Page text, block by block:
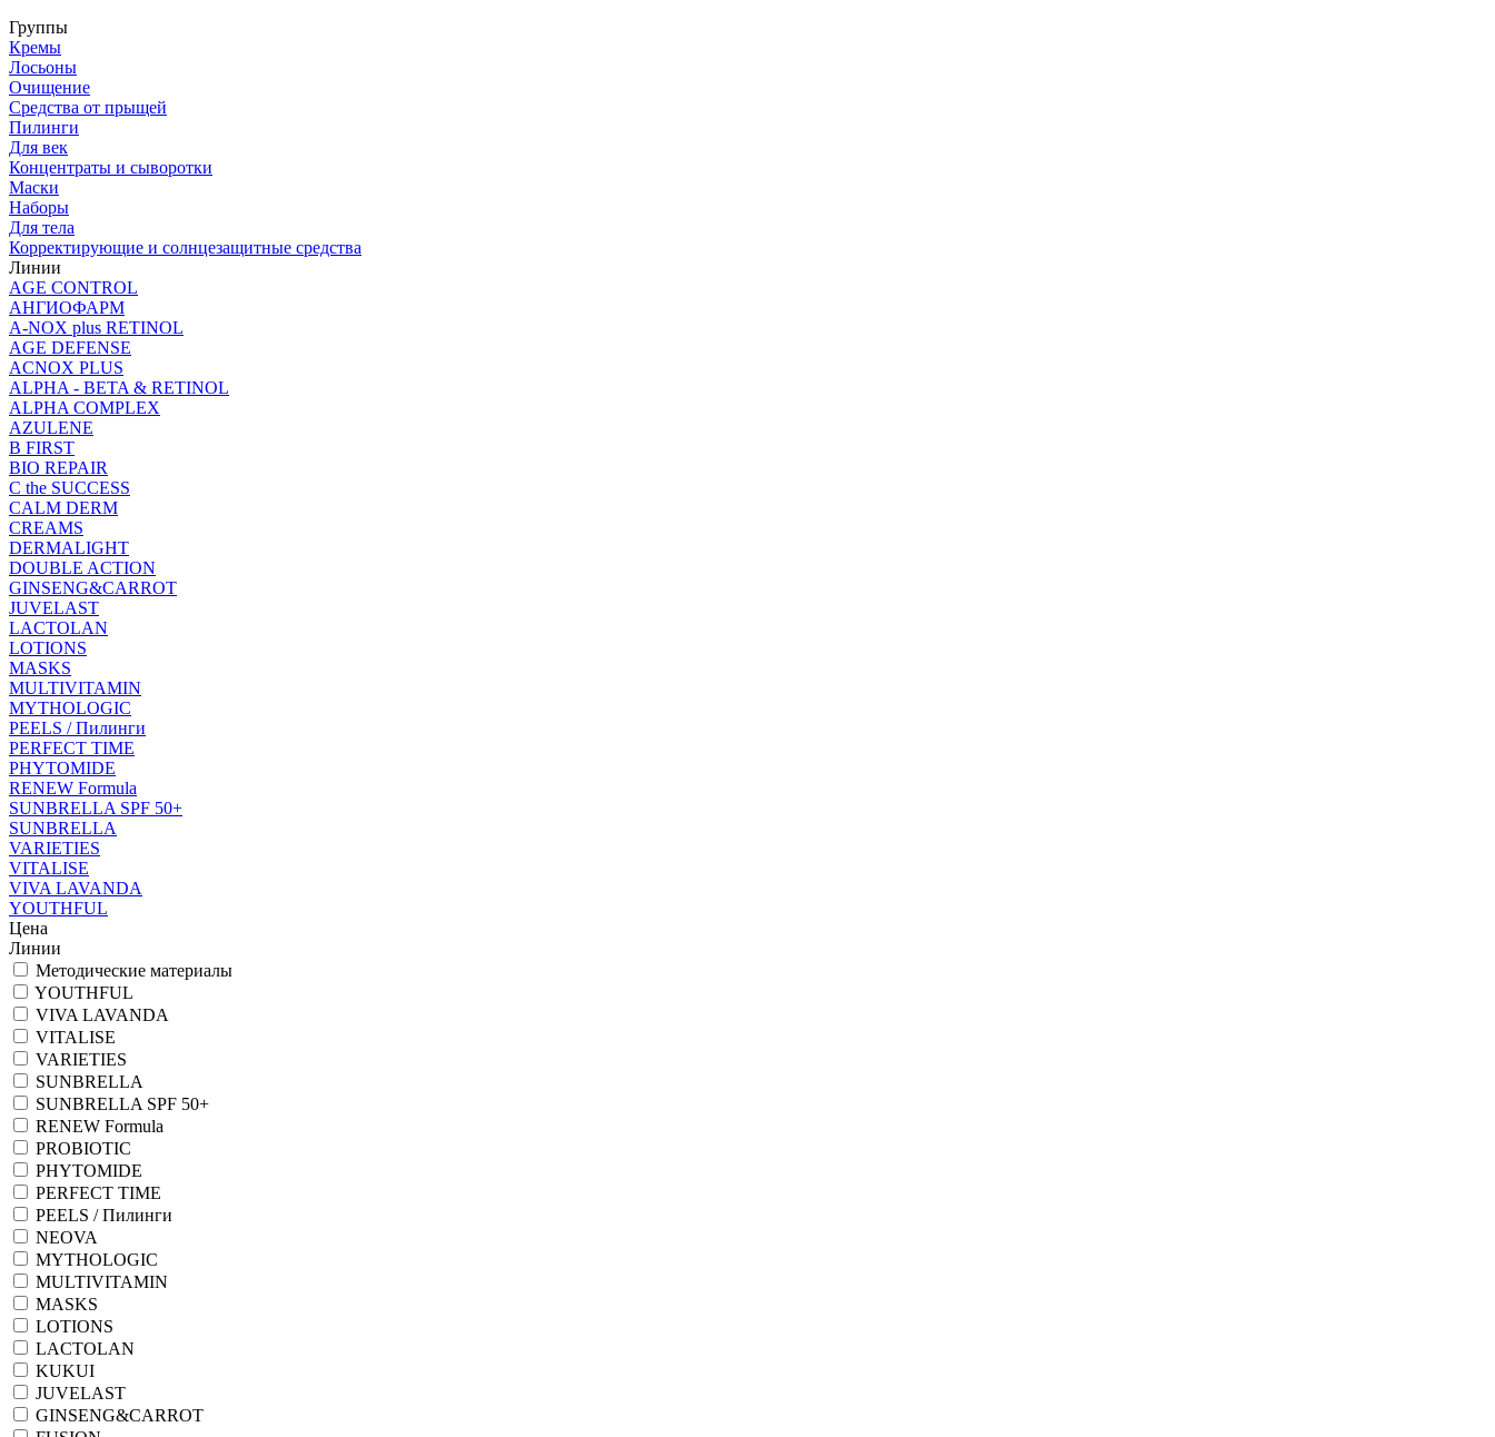
Группы
Кремы
Лосьоны
Очищение
Средства от прыщей
Пилинги
Для век
Концентраты и сыворотки
Маски
Наборы
Для тела
Корректирующие и солнцезащитные средства
Линии
AGE CONTROL
АНГИОФАРМ
A-NOX plus RETINOL
AGE DEFENSE
ACNOX PLUS
ALPHA - BETA & RETINOL
ALPHA COMPLEX
AZULENE
B FIRST
BIO REPAIR
C the SUCCESS
CALM DERM
CREAMS
DERMALIGHT
DOUBLE ACTION
GINSENG&CARROT
JUVELAST
LACTOLAN
LOTIONS
MASKS
MULTIVITAMIN
MYTHOLOGIC
PEELS / Пилинги
PERFECT TIME
PHYTOMIDE
RENEW Formula
SUNBRELLA SPF 50+
SUNBRELLA
VARIETIES
VITALISE
VIVA LAVANDA
YOUTHFUL
Цена
Линии
Методические материалы
YOUTHFUL
VIVA LAVANDA
VITALISE
VARIETIES
SUNBRELLA
SUNBRELLA SPF 50+
RENEW Formula
PROBIOTIC
PHYTOMIDE
PERFECT TIME
PEELS / Пилинги
NEOVA
MYTHOLOGIC
MULTIVITAMIN
MASKS
LOTIONS
LACTOLAN
KUKUI
JUVELAST
GINSENG&CARROT